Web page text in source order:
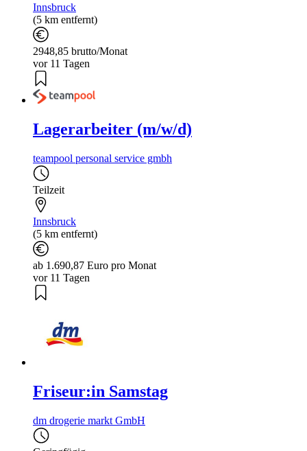
Innsbruck
(5 km entfernt)
2948,85 brutto/Monat
vor 11 Tagen
Lagerarbeiter (m/w/d)
teampool personal service gmbh
Teilzeit
Innsbruck
(5 km entfernt)
ab 1.690,87 Euro pro Monat
vor 11 Tagen
Friseur:in Samstag
dm drogerie markt GmbH